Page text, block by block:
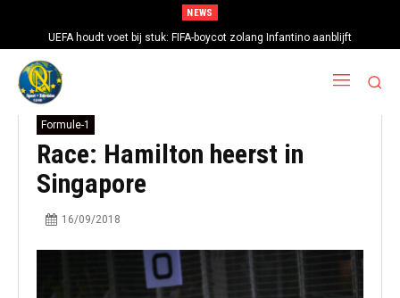
NEWS
UEFA houdt voet bij stuk: FIFA-boycot zolang Infantino aanblijft
Formule-1
Race: Hamilton heerst in
Singapore
16/09/2018